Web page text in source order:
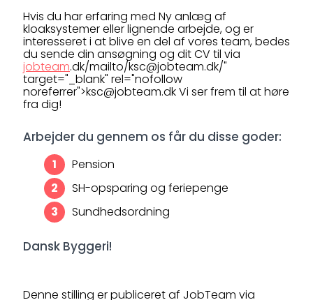
Hvis du har erfaring med Ny anlæg af
kloaksystemer eller lignende arbejde, og er
interesseret i at blive en del af vores team, bedes
du sende din ansøgning og dit CV til via
jobteam.dk/mailto/ksc@jobteam.dk/"
target="_blank" rel="nofollow
noreferrer">ksc@jobteam.dk Vi ser frem til at høre
fra dig!
Arbejder du gennem os får du disse goder:
Pension
SH-opsparing og feriepenge
Sundhedsordning
Dansk Byggeri!
Denne stilling er publiceret af JobTeam via